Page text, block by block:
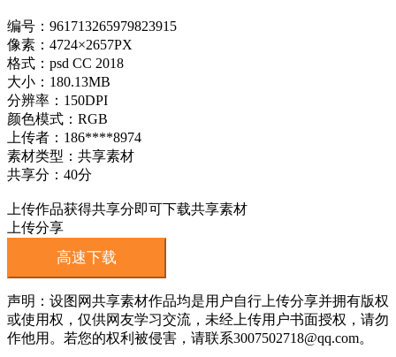
编号：961713265979823915
像素：4724×2657PX
格式：psd CC 2018
大小：180.13MB
分辨率：150DPI
颜色模式：RGB
上传者：186****8974
素材类型：共享素材
共享分：40分
上传作品获得共享分即可下载共享素材
上传分享
高速下载
声明：设图网共享素材作品均是用户自行上传分享并拥有版权
或使用权，仅供网友学习交流，未经上传用户书面授权，请勿
作他用。若您的权利被侵害，请联系3007502718@qq.com。